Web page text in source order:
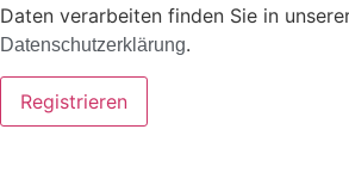
Daten verarbeiten finden Sie in
Datenschutzerklärung.
Registrieren